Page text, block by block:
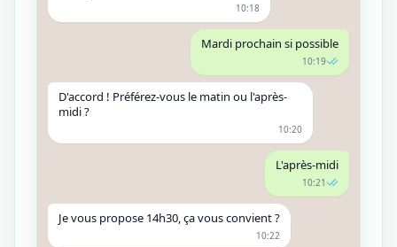
10:18
Mardi prochain si possible
10:19
D'accord ! Préférez-vous le matin ou l'après-
midi ?
10:20
L'après-midi
10:21
Je vous propose 14h30, ça vous convient ?
10:22